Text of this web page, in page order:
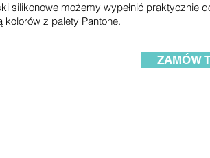
silikonowe możemy wypełnić praktycznie
kolorów z palety Pantone.
ZAMÓW